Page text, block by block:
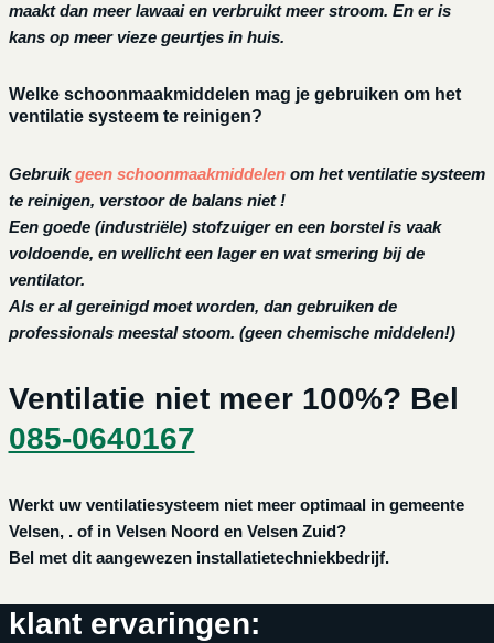
maakt dan meer lawaai en verbruikt meer stroom. En er is
kans op meer vieze geurtjes in huis.
Welke schoonmaakmiddelen mag je gebruiken om het
ventilatie systeem te reinigen?
Gebruikgeen schoonmaakmiddelen om het ventilatie systeem
te reinigen, verstoor de balans niet !
Een goede (industriële) stofzuiger en een borstel is vaak
voldoende, en wellicht een lager en wat smering bij de
ventilator.
Als er al gereinigd moet worden, dan gebruiken de
professionals meestal stoom. (geen chemische middelen!)
Ventilatie niet meer 100%? Bel
085-0640167
Werkt uw ventilatiesysteem niet meer optimaal in gemeente
Velsen, . of in Velsen Noord en Velsen Zuid?
Bel met dit aangewezen installatietechniekbedrijf.
klant ervaringen: